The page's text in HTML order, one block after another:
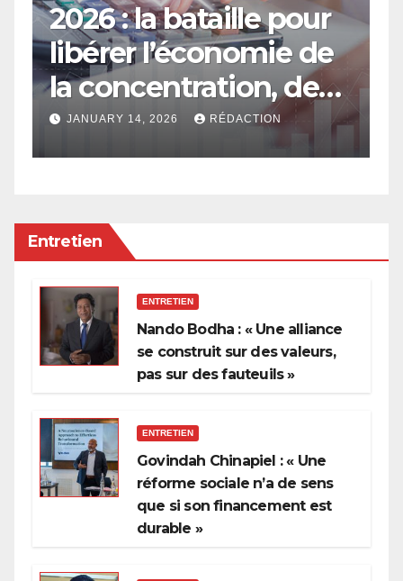
2026 : la bataille pour
libérer l’économie de
la concentration, de
l’oligarchie et des
privilèges hérités
JANUARY 14, 2026 RÉDACTION
Entretien
ENTRETIEN
Nando Bodha : « Une alliance
se construit sur des valeurs,
pas sur des fauteuils »
ENTRETIEN
Govindah Chinapiel : « Une
réforme sociale n’a de sens
que si son financement est
durable »